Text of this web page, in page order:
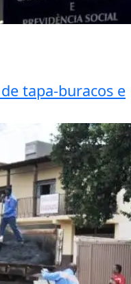
tapa-buracos e